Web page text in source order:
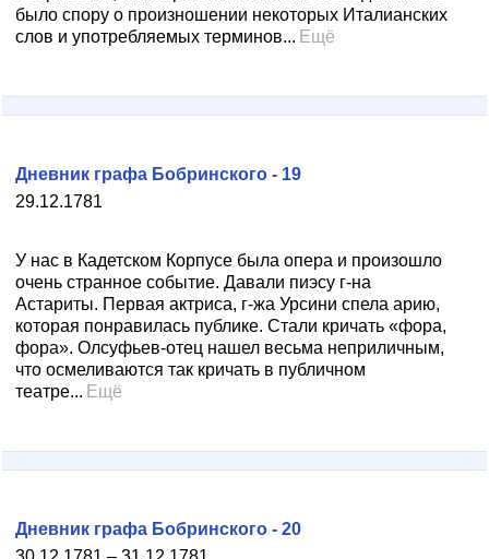
было спору о произношении некоторых Италианских
слов и употребляемых терминов... Ещё
29.12.1781
Дневник графа Бобринского - 19
У нас в Кадетском Корпусе была опера и произошло
очень странное событие. Давали пиэсу г-на
Астариты. Первая актриса, г-жа Урсини спела арию,
которая понравилась публике. Стали кричать «фора,
фора». Олсуфьев-отец нашел весьма неприличным,
что осмеливаются так кричать в публичном
театре... Ещё
Дневник графа Бобринского - 20